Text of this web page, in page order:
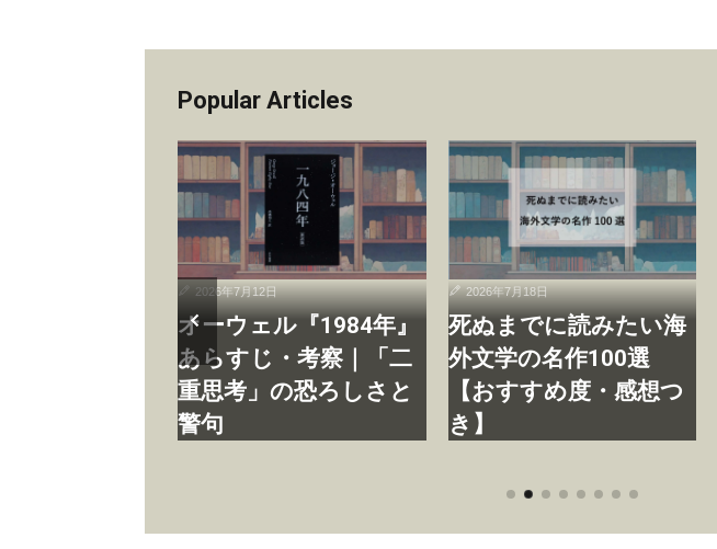
Popular Articles
2026年7月12日
オーウェル『1984年』
あらすじ・考察｜「二
重思考」の恐ろしさと
警句
2026年7月18日
死ぬまでに読みたい海
外文学の名作100選
【おすすめ度・感想つ
き】